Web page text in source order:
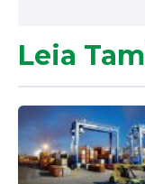
Leia